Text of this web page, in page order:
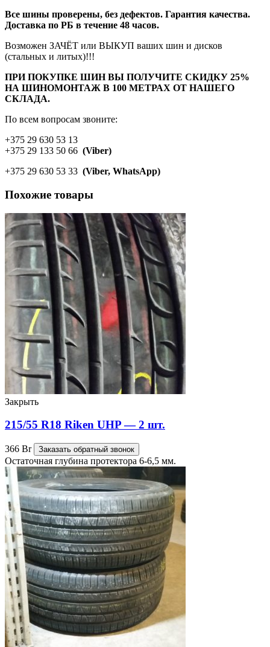
Все шины проверены, без дефектов. Гарантия качества.
Доставка по РБ в течение 48 часов.
Возможен ЗАЧЁТ или ВЫКУП ваших шин и дисков
(стальных и литых)!!!
ПРИ ПОКУПКЕ ШИН ВЫ ПОЛУЧИТЕ СКИДКУ 25%
НА ШИНОМОНТАЖ В 100 МЕТРАХ ОТ НАШЕГО
СКЛАДА.
По всем вопросам звоните:
+375 29 630 53 13
+375 29 133 50 66 (Viber)
+375 29 630 53 33 (Viber, WhatsApp)
Похожие товары
Закрыть
215/55 R18 Riken UHP — 2 шт.
366 Br Заказать обратный звонок
Остаточная глубина протектора 6-6,5 мм.